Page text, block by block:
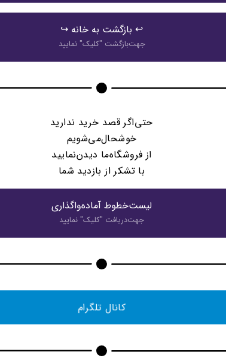
↩️ بازگشت به خانه ↪️
جهت‌بازگشت "كليک" نماييد
حتی‌اگر قصد خرید ندارید
خوشحال‌می‌شویم
از فروشگاه‌ما دیدن‌نمایید
با تشکر از بازدید شما
لیست‌خطوط آماده‌واگذاری
جهت‌دريافت "كليک" نماييد
کانال تلگرام